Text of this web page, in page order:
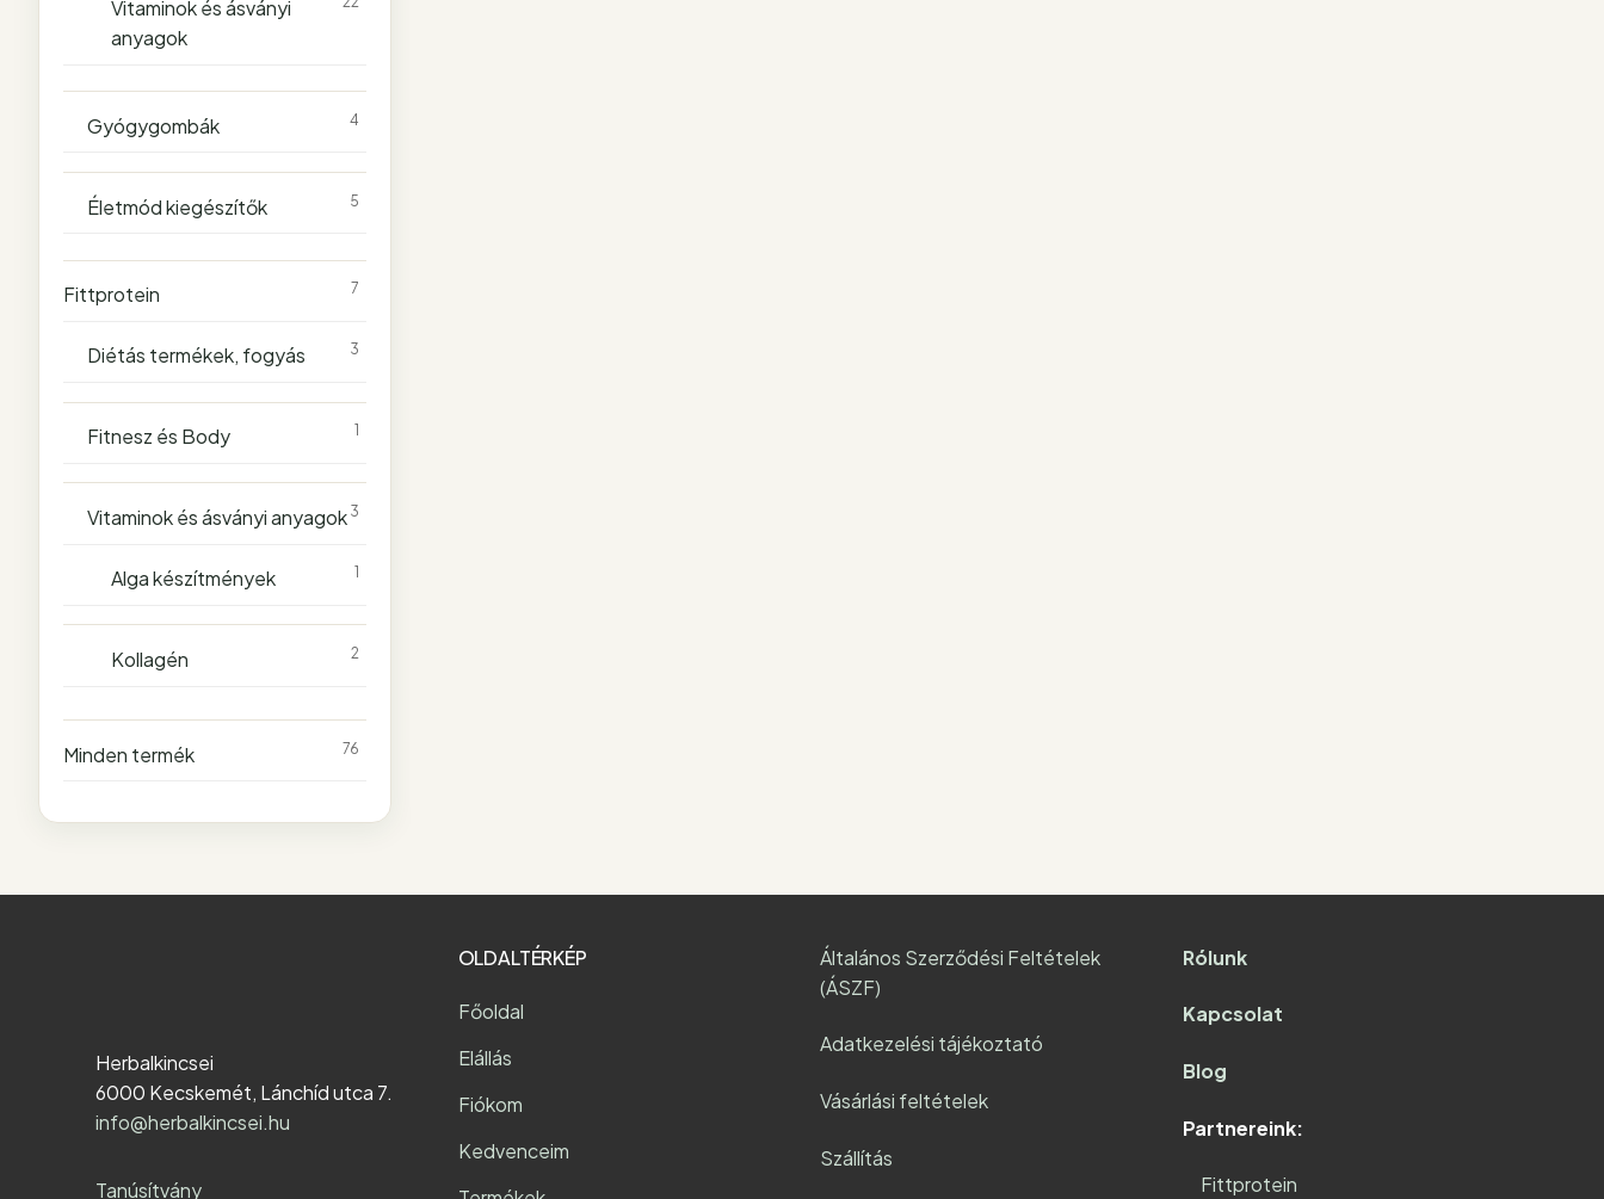
Vitaminok és ásványi
anyagok
Gyógygombák 4
Életmód kiegészítők 5
Fittprotein 7
Diétás termékek, fogyás 3
Fitnesz és Body 1
Vitaminok és ásványi anyagok 3
Alga készítmények 1
Kollagén 2
Minden termék 76
Herbalkincsei
6000 Kecskemét, Lánchíd utca 7.
info@herbalkincsei.hu
Tanúsítvány
OLDALTÉRKÉP
Főoldal
Elállás
Fiókom
Kedvenceim
Általános Szerződési Feltételek
(ÁSZF)
Adatkezelési tájékoztató
Vásárlási feltételek
Szállítás
Rólunk
Kapcsolat
Blog
Partnereink:
Fittprotein